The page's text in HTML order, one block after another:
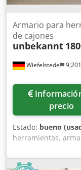
Wiefelstede
Armario para
de cajones
unbekannt
Información de
precio
Estado: bueno
herramientas,
de acero -
de 2 puertas,